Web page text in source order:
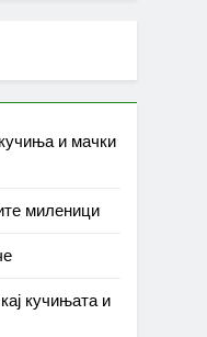
и мачки
миленици
кучињата и